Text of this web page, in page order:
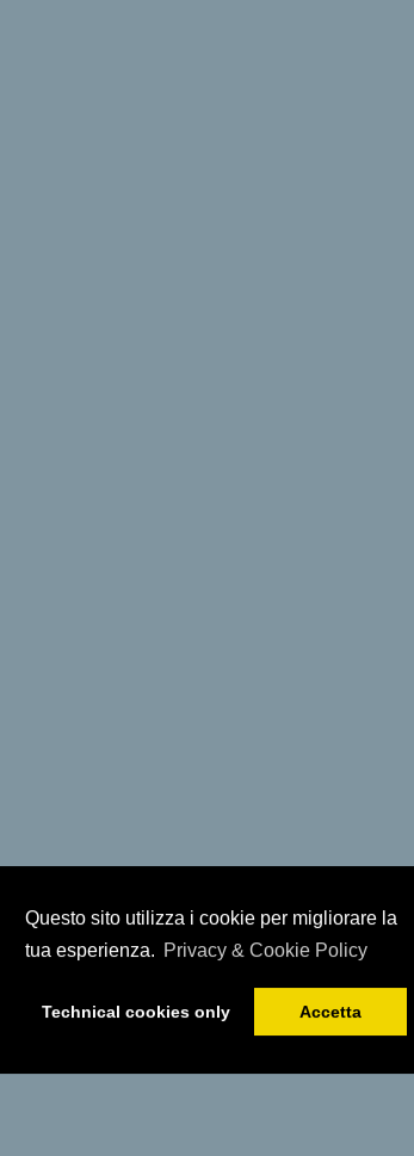
Questo sito utilizza i cookie per migliorare la
tua esperienza. Privacy & Cookie Policy
Technical cookies only Accetta